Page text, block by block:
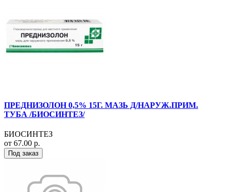
ПРЕДНИЗОЛОН 0,5% 15Г. МАЗЬ Д/НАРУЖ.ПРИМ.
ТУБА /БИОСИНТЕЗ/
БИОСИНТЕЗ
от 67.00 р.
Под заказ